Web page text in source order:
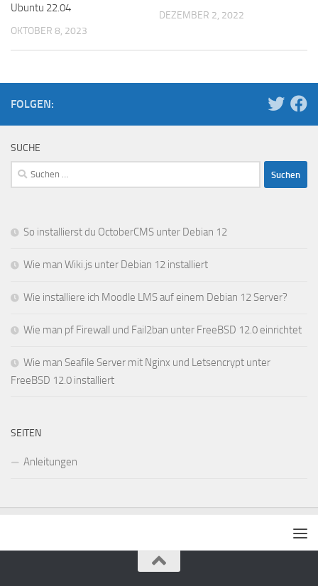
Ubuntu 22.04
OKTOBER 8, 2023
DEZEMBER 2, 2022
FOLGEN:
SUCHE
Suchen
nach:
So installierst du OctoberCMS unter Debian 12
Wie man Wiki.js unter Debian 12 installiert
Wie installiere ich Moodle LMS auf einem Debian 12 Server?
Wie man pf Firewall und Fail2ban unter FreeBSD 12.0 einrichtet
Wie man Seafile Server mit Nginx und Letsencrypt unter
FreeBSD 12.0 installiert
SEITEN
Anleitungen